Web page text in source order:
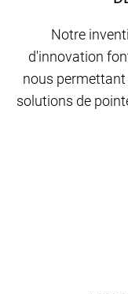
Notre
d'innovation
nous
solutions de